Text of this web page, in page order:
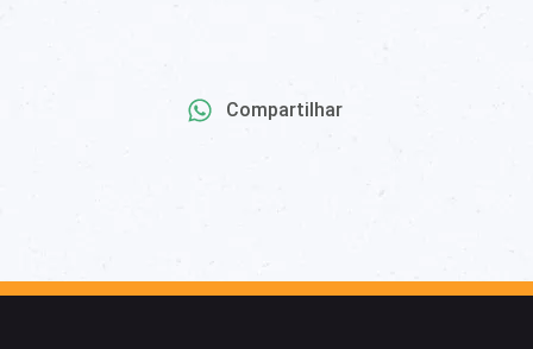
Compartilhar